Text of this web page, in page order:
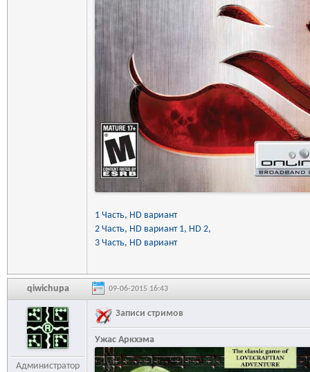
1 Часть, HD вариант
2 Часть, HD вариант 1, HD 2,
3 Часть, HD вариант
qiwichupa 09-06-2015 16:43
Администратор
Записи стримов
Ужас Аркхэма